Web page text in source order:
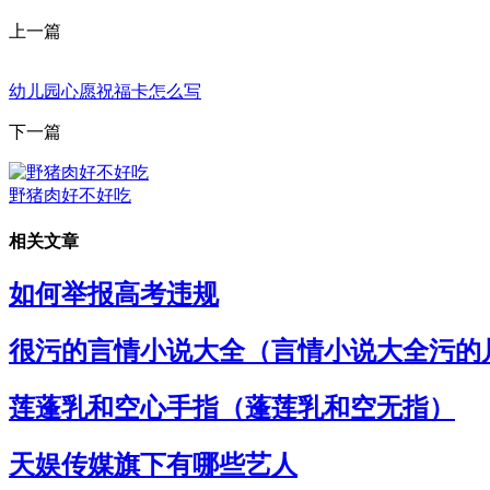
上一篇
幼儿园心愿祝福卡怎么写
下一篇
野猪肉好不好吃
相关文章
如何举报高考违规
很污的言情小说大全（言情小说大全污的
莲蓬乳和空心手指（蓬莲乳和空无指）
天娱传媒旗下有哪些艺人